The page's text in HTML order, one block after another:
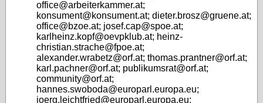
office@arbeiterkammer.at;
konsument@konsument.at; dieter.brosz@gruene.at;
office@bzoe.at; josef.cap@spoe.at;
karlheinz.kopf@oevpklub.at; heinz-
christian.strache@fpoe.at;
alexander.wrabetz@orf.at; thomas.prantner@orf.at;
karl.pachner@orf.at; publikumsrat@orf.at;
community@orf.at;
hannes.swoboda@europarl.europa.eu;
joerg.leichtfried@europarl.europa.eu;